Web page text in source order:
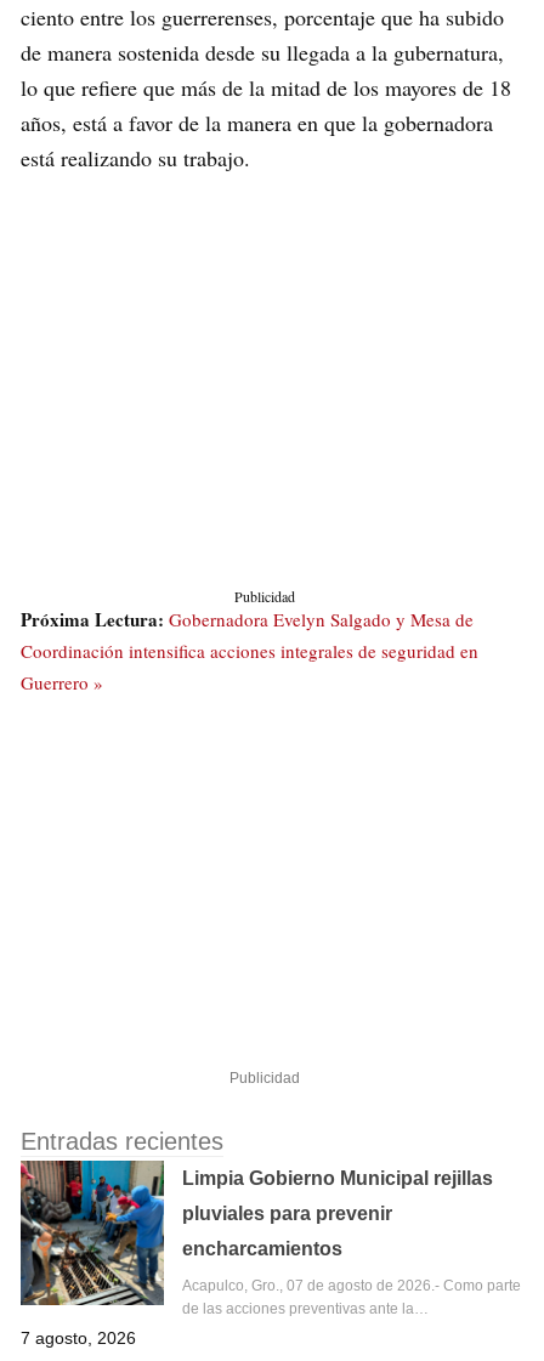
ciento entre los guerrerenses, porcentaje que ha subido
de manera sostenida desde su llegada a la gubernatura,
lo que refiere que más de la mitad de los mayores de 18
años, está a favor de la manera en que la gobernadora
está realizando su trabajo.
Publicidad
Próxima Lectura: Gobernadora Evelyn Salgado y Mesa de
Coordinación intensifica acciones integrales de seguridad en
Guerrero »
Publicidad
Entradas recientes
Limpia Gobierno Municipal rejillas
pluviales para prevenir
encharcamientos
Acapulco, Gro., 07 de agosto de 2026.- Como parte
de las acciones preventivas ante la…
7 agosto, 2026